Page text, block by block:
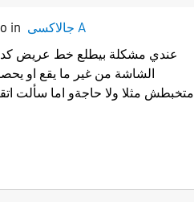
in
جالاكسى A
عندي مشكلة بيطلع خط عريض
الشاشة من غير ما يقع او
متخبطش مثلا ولا حاجةو اما سألت